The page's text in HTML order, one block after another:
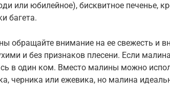
или юбилейное), бисквитное печенье,
багета.
обращайте внимание на ее свежесть и
и без признаков плесени. Если
в один ком. Вместо малины можно
черника или ежевика, но малина